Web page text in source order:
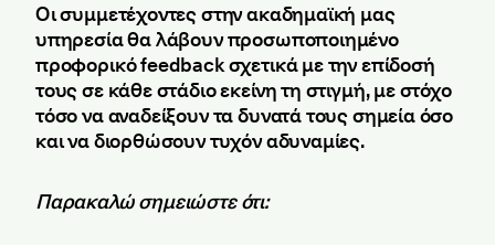
Οι συμμετέχοντες στην ακαδημαϊκή μας
υπηρεσία θα λάβουν προσωποποιημένο
προφορικό feedback σχετικά με την επίδοσή
τους σε κάθε στάδιο εκείνη τη στιγμή, με στόχο
τόσο να αναδείξουν τα δυνατά τους σημεία όσο
και να διορθώσουν τυχόν αδυναμίες.
Παρακαλώ σημειώστε ότι: